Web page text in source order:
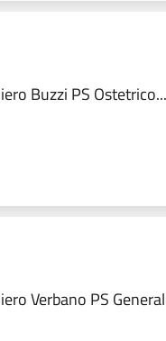
Buzzi PS Ostetrico...
Verbano PS